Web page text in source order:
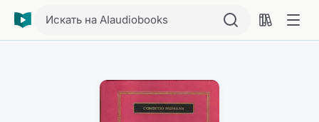
Искать на AIaudiobooks